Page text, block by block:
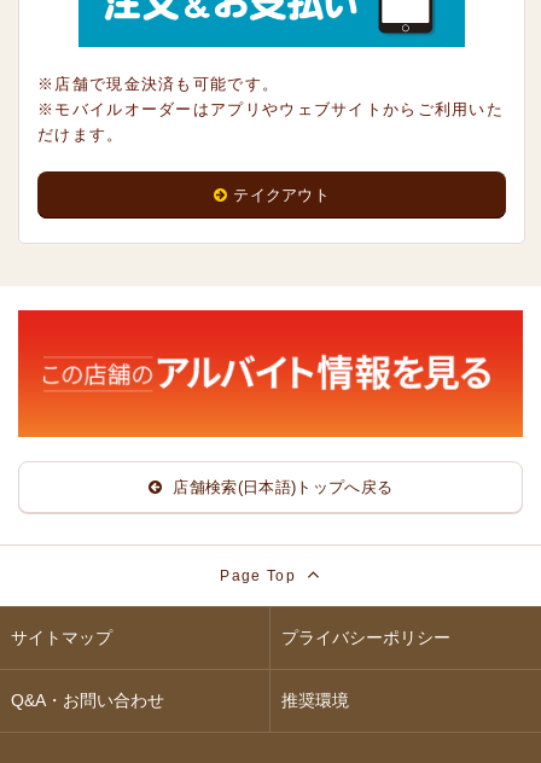
※店舗で現金決済も可能です。
※モバイルオーダーはアプリやウェブサイトからご利用いた
だけます。
テイクアウト
店舗検索(日本語)トップへ戻る
Page Top
サイトマップ プライバシーポリシー
Q&A・お問い合わせ 推奨環境